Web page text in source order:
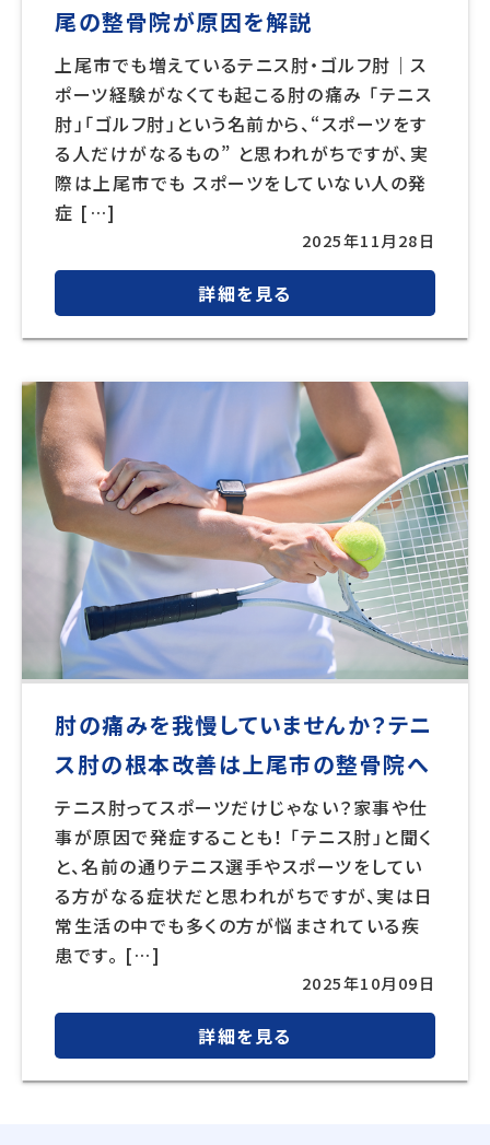
尾の整骨院が原因を解説
上尾市でも増えているテニス肘・ゴルフ肘｜ス
ポーツ経験がなくても起こる肘の痛み 「テニス
肘」「ゴルフ肘」という名前から、“スポーツをす
る人だけがなるもの” と思われがちですが、実
際は上尾市でも スポーツをしていない人の発
症 […]
2025年11月28日
詳細を見る
肘の痛みを我慢していませんか？テニ
ス肘の根本改善は上尾市の整骨院へ
テニス肘ってスポーツだけじゃない？家事や仕
事が原因で発症することも！ 「テニス肘」と聞く
と、名前の通りテニス選手やスポーツをしてい
る方がなる症状だと思われがちですが、実は日
常生活の中でも多くの方が悩まされている疾
患です。 […]
2025年10月09日
詳細を見る